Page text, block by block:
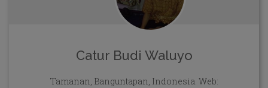
Catur Budi Waluyo
Tamanan, Banguntapan, Indonesia. Web: